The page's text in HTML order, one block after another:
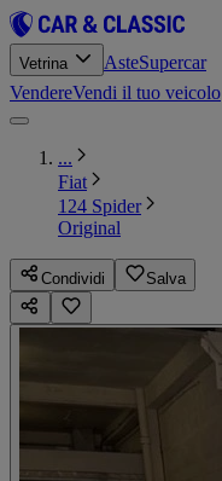
Vetrina AsteSupercar
VendereVendi il tuo veicolo
...
Fiat
124 Spider
Original
Condividi Salva